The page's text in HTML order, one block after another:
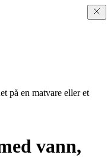
på en matvare eller et
vann,